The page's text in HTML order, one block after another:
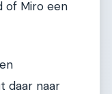
of Miro een
daar naar